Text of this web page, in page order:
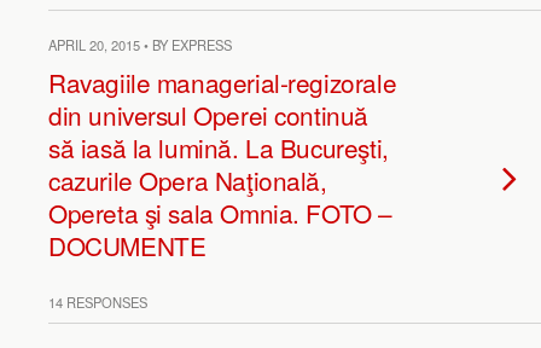
APRIL 20, 2015 • BY EXPRESS
Ravagiile managerial-regizorale
din universul Operei continuă
să iasă la lumină. La Bucureşti,
cazurile Opera Naţională,
Opereta şi sala Omnia. FOTO –
DOCUMENTE
14 RESPONSES